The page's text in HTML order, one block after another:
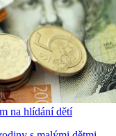
na hlídání dětí